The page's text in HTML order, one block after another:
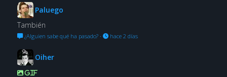
Paluego
También
¿Alguien sabe qué ha pasado?· hace 2 días
Oiher
GIF